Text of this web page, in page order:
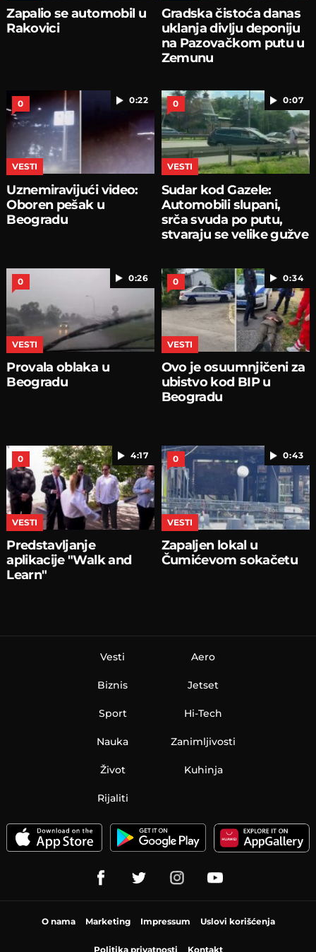
Zapalio se automobil u
Rakovici
Gradska čistoća danas
uklanja divlju deponiju
na Pazovačkom putu u
Zemunu
0:22
0
VESTI
Uznemiravijući video:
Oboren pešak u
Beogradu
0:07
0
VESTI
Sudar kod Gazele:
Automobili slupani,
srča svuda po putu,
stvaraju se velike gužve
0:26
0
VESTI
Provala oblaka u
Beogradu
0:34
0
VESTI
Ovo je osuumnjičeni za
ubistvo kod BIP u
Beogradu
4:17
0
VESTI
Predstavljanje
aplikacije "Walk and
Learn"
0:43
0
VESTI
Zapaljen lokal u
Čumićevom sokačetu
Vesti
Biznis
Sport
Nauka
Aero
Jetset
Hi-Tech
Zanimljivosti
Život Kuhinja
Rijaliti
O nama Marketing Impressum Uslovi korišćenja
Politika privatnosti Kontakt